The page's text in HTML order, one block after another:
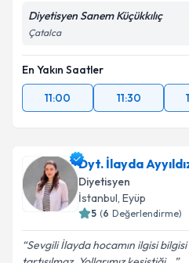
Diyetisyen Sanem Küçükkılıç
Çatalca
En Yakın Saatler
11:00
11:30
Dyt. İlayda
Diyetisyen
İstanbul, Eyüp
5 (6 Değerlendirme)
Sevgili İlayda hocamın ilgisi bilgisi